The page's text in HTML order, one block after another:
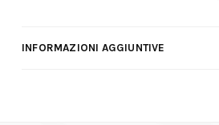
INFORMAZIONI AGGIUNTIVE